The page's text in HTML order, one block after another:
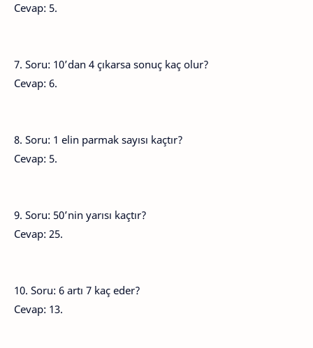
Cevap: 5.
7. Soru: 10’dan 4 çıkarsa sonuç kaç olur?
Cevap: 6.
8. Soru: 1 elin parmak sayısı kaçtır?
Cevap: 5.
9. Soru: 50’nin yarısı kaçtır?
Cevap: 25.
10. Soru: 6 artı 7 kaç eder?
Cevap: 13.